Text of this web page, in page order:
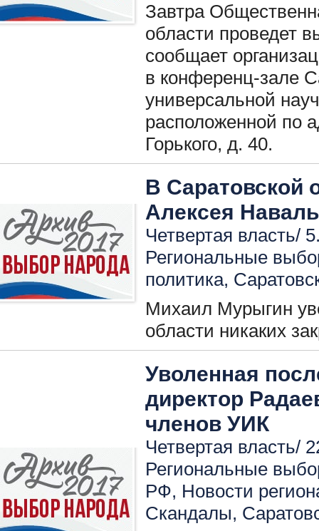
Завтра
области проведет
сообщает
в конференц-зале
универсальной
расположенной по
Горького, д. 40.
В Саратовской
Алексея
Четвертая власть/
Региональные
политика,
Михаил Мурыгин
области никаких
Уволенная
директор
членов УИК
Четвертая власть/
Региональные
РФ, Новости
Скандалы,